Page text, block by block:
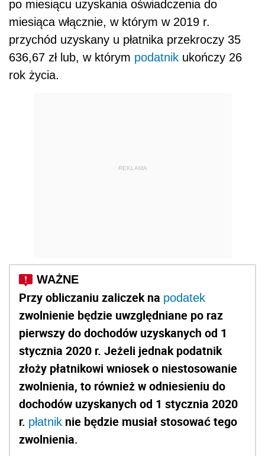
po miesiącu uzyskania oświadczenia do
miesiąca włącznie, w którym w 2019 r.
przychód uzyskany u płatnika przekroczy 35
636,67 zł lub, w którym podatnik ukończy 26
rok życia.
REKLAMA
Przy obliczaniu zaliczek na podatek
zwolnienie będzie uwzględniane po raz
pierwszy do dochodów uzyskanych od 1
stycznia 2020 r. Jeżeli jednak podatnik
złoży płatnikowi wniosek o niestosowanie
zwolnienia, to również w odniesieniu do
dochodów uzyskanych od 1 stycznia 2020
r. płatnik nie będzie musiał stosować tego
zwolnienia.